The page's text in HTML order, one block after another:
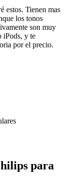
estos. Tienen mas
los tonos
son muy
iPods, y te
por el precio.
para